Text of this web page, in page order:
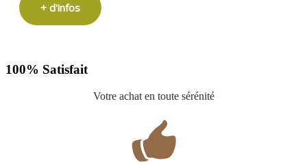
+ d'infos
100% Satisfait
Votre achat en toute sérénité